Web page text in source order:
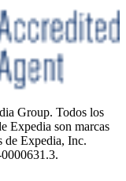
Group. Todos los
Expedia son marcas
de Expedia, Inc.